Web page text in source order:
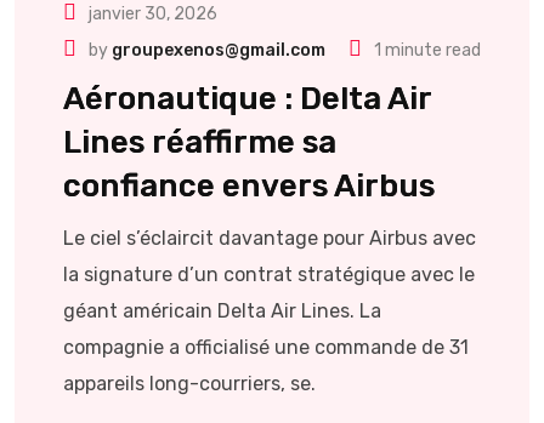
janvier 30, 2026
by groupexenos@gmail.com 1 minute read
Aéronautique : Delta Air
Lines réaffirme sa
confiance envers Airbus
Le ciel s’éclaircit davantage pour Airbus avec
la signature d’un contrat stratégique avec le
géant américain Delta Air Lines. La
compagnie a officialisé une commande de 31
appareils long-courriers, se.